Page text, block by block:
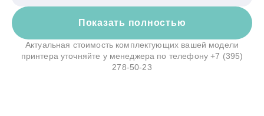
Показать полностью
Актуальная стоимость комплектующих вашей модели
принтера уточняйте у менеджера по телефону+7 (395)
278-50-23